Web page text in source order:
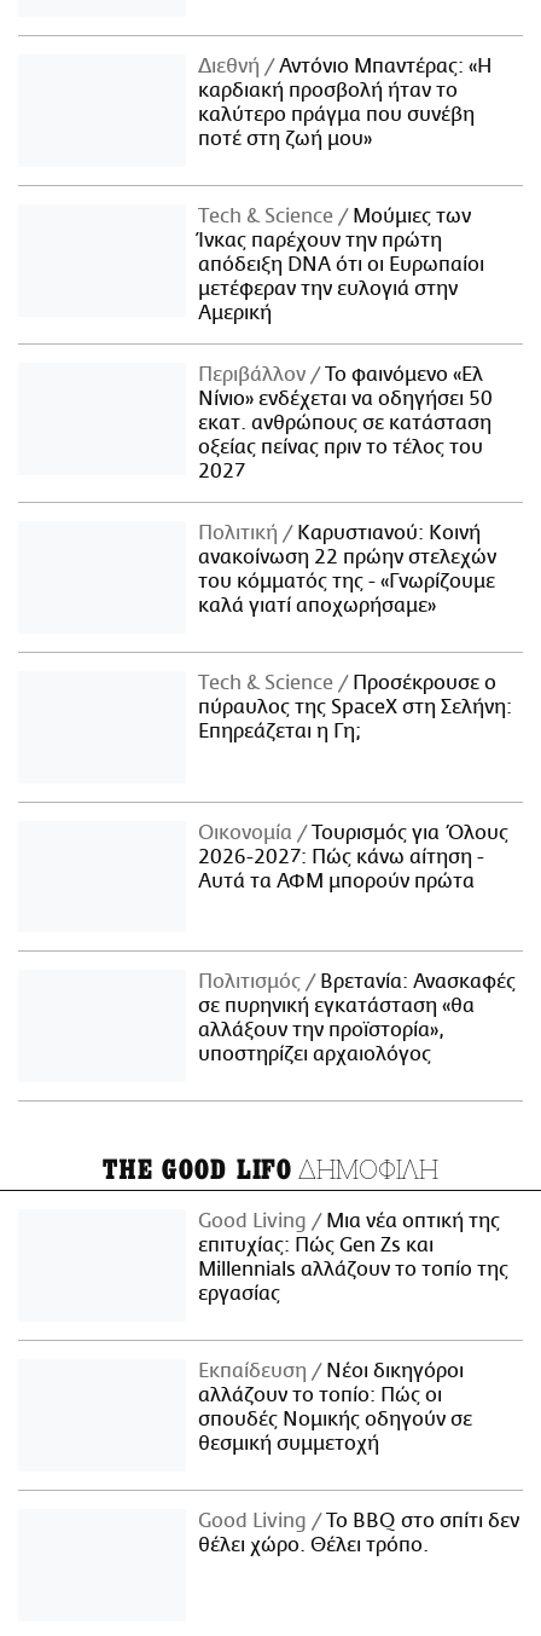
Διεθνή
Αντόνιο Μπαντέρας: «Η
καρδιακή προσβολή ήταν το
καλύτερο πράγμα που συνέβη
ποτέ στη ζωή μου»
Τech & Science
Μούμιες των
Ίνκας παρέχουν την πρώτη
απόδειξη DNA ότι οι Ευρωπαίοι
μετέφεραν την ευλογιά στην
Αμερική
Περιβάλλον
Το φαινόμενο «Ελ
Νίνιο» ενδέχεται να οδηγήσει 50
εκατ. ανθρώπους σε κατάσταση
οξείας πείνας πριν το τέλος του
2027
Πολιτική
Καρυστιανού: Κοινή
ανακοίνωση 22 πρώην στελεχών
του κόμματός της - «Γνωρίζουμε
καλά γιατί αποχωρήσαμε»
Τech & Science
Προσέκρουσε ο
πύραυλος της SpaceX στη Σελήνη:
Επηρεάζεται η Γη;
Οικονομία
Τουρισμός για Όλους
2026-2027: Πώς κάνω αίτηση -
Αυτά τα ΑΦΜ μπορούν πρώτα
Πολιτισμός
Βρετανία: Ανασκαφές
σε πυρηνική εγκατάσταση «θα
αλλάξουν την προϊστορία»,
υποστηρίζει αρχαιολόγος
THE GOOD LIFO ΔΗΜΟΦΙΛΗ
Good Living
Μια νέα οπτική της
επιτυχίας: Πώς Gen Zs και
Millennials αλλάζουν το τοπίο της
εργασίας
Εκπαίδευση
Νέοι δικηγόροι
αλλάζουν το τοπίο: Πώς οι
σπουδές Νομικής οδηγούν σε
θεσμική συμμετοχή
Good Living
Το BBQ στο σπίτι δεν
θέλει χώρο. Θέλει τρόπο.